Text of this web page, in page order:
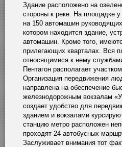
Здание расположено на
стороны к реке. На площадке у
на 150 автомашин
котором находится здание,
автомашин. Кроме того,
прилегающих кварталах. Вся
относящимися к нему
Пентагон располагает
Организация передвижения
направлена на обеспечение
железнодорожным вокзалам
создает удобство для
зданием и вокзалами
станцию метро расположен
проходят 24 автобусных
Заслуживает внимания тот